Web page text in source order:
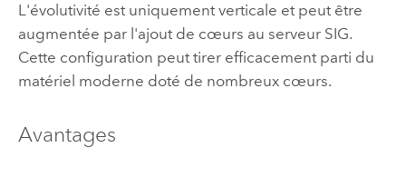
L'évolutivité est uniquement verticale et peut être
augmentée par l'ajout de cœurs au serveur SIG.
Cette configuration peut tirer efficacement parti du
matériel moderne doté de nombreux cœurs.
Avantages